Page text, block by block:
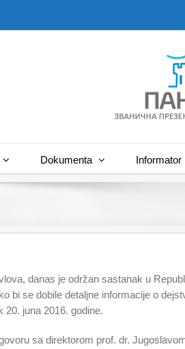
Dokumenta Informator
danas je održan sastanak u
bi se dobile detaljne informacije o
20. juna 2016. godine.
sa direktorom prof. dr.